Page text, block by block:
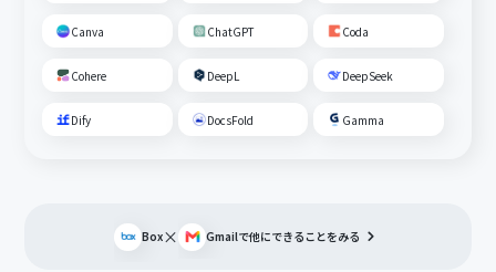
Canva ChatGPT Coda
Cohere DeepL DeepSeek
Dify DocsFold Gamma
Box× Gmailで他にできることをみる